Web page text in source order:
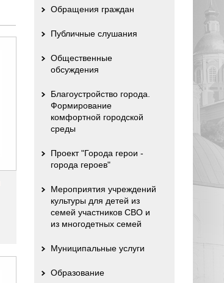
Обращения граждан
Публичные слушания
Общественные
обсуждения
Благоустройство города.
Формирование
комфортной городской
среды
Проект "Города герои -
города героев"
Мероприятия учреждений
культуры для детей из
семей участников СВО и
из многодетных семей
Муниципальные услуги
Образование